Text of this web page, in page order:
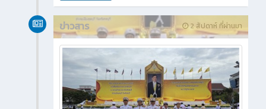
2 สัปดาห์ ที่ผ่านมา
ข่าวสาร